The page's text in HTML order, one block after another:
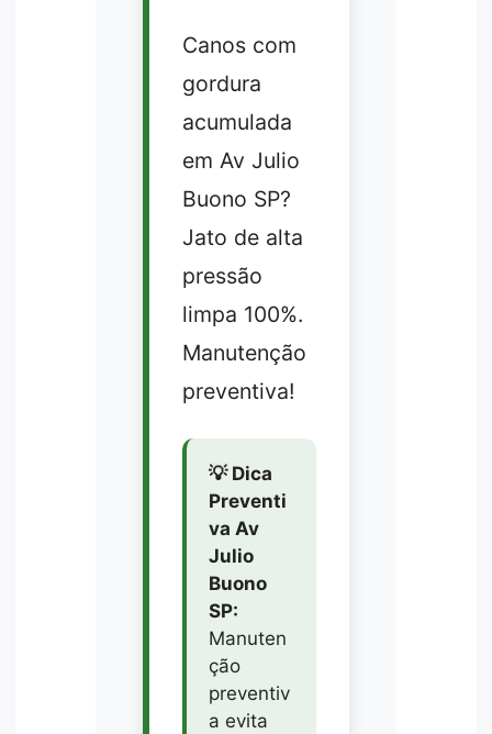
Canos com
gordura
acumulada
em Av Julio
Buono SP?
Jato de alta
pressão
limpa 100%.
Manutenção
preventiva!
💡 Dica
Preventi
va Av
Julio
Buono
SP:
Manuten
ção
preventiv
a evita